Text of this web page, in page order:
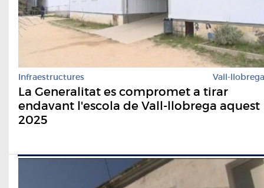
Infraestructures Vall-llobrega
La Generalitat es compromet a tirar
endavant l'escola de Vall-llobrega aquest
2025